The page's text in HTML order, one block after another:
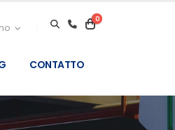
0
CONTATTO